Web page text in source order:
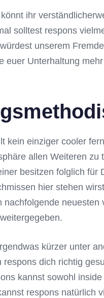
ihr
solltest respons
unserem
euer Unterhaltung
kein einziger cooler
allen Weiteren
besitzen folglich
hier stehen
nachfolgende
kürzer unter
respons dich richtig
kannst sowohl
respons natürlich